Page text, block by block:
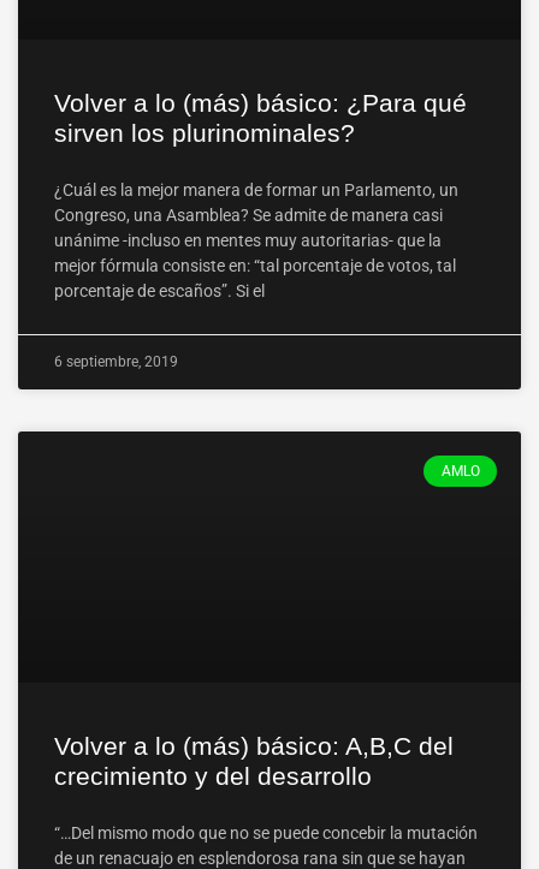
Volver a lo (más) básico: ¿Para qué
sirven los plurinominales?
¿Cuál es la mejor manera de formar un Parlamento, un
Congreso, una Asamblea? Se admite de manera casi
unánime -incluso en mentes muy autoritarias- que la
mejor fórmula consiste en: “tal porcentaje de votos, tal
porcentaje de escaños”. Si el
6 septiembre, 2019
AMLO
Volver a lo (más) básico: A,B,C del
crecimiento y del desarrollo
“…Del mismo modo que no se puede concebir la mutación
de un renacuajo en esplendorosa rana sin que se hayan